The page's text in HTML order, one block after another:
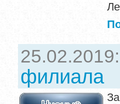
филиала